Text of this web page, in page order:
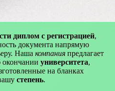
диплом с регистрацией,
документа напрямую
Наша компания предлагает
окончании университета,
на бланках
степень.